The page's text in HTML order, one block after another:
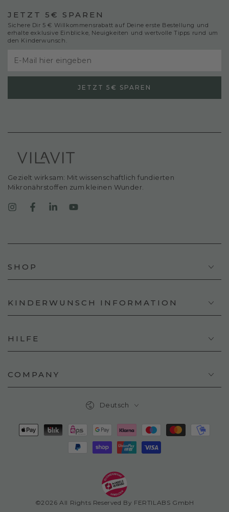
JETZT 5€ SPAREN
Sichere Dir 5 € Willkommensrabatt auf Deine erste Bestellung und
erhalte exklusive Einblicke, Neuigkeiten und wertvolle Tipps rund um
den Kinderwunsch.
E-
Mail
JETZT 5€ SPAREN
Gezielt wirksam: Mit wissenschaftlich fundierten
Mikronährstoffen zum kleinen Wunder.
InstagramFacebookLinkedIn
SHOP
KINDERWUNSCH INFORMATION
HILFE
COMPANY
©2026 All Rights Reserved By FERTILABS GmbH
Deutsch
Zahlungsmöglichkeiten